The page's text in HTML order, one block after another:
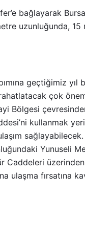
bağlayarak
uzunluğunda,
geçtiğimiz yıl
çok
Bölgesi
kullanmak
Yunuseli
üzerinden
ulaşma fırsatına